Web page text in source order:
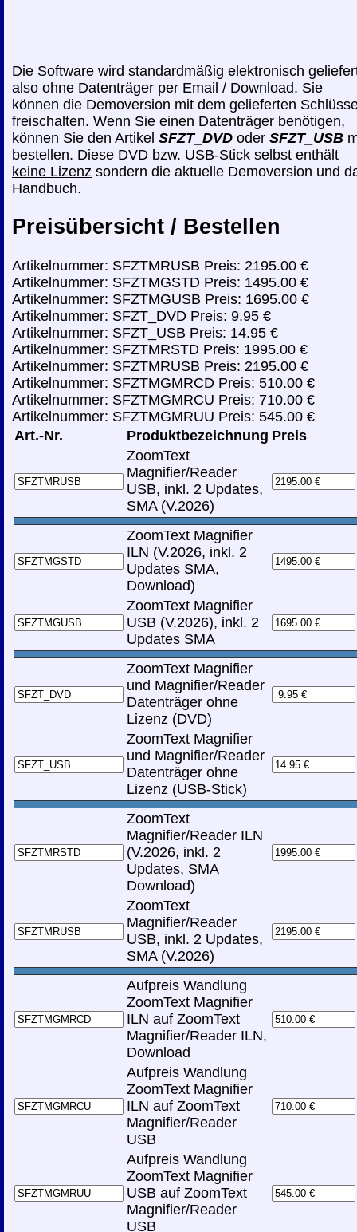
Die Software wird standardmäßig elektronisch
also ohne Datenträger per Email / Download. Sie
können die Demoversion mit dem gelieferten
freischalten. Wenn Sie einen Datenträger benötigen,
können Sie den Artikel SFZT_DVD oder SFZT_USB
bestellen. Diese DVD bzw. USB-Stick selbst enthält
keine Lizenz sondern die aktuelle Demoversion und
Handbuch.
Preisübersicht / Bestellen
Artikelnummer: SFZTMRUSB Preis: 2195.00 €
Artikelnummer: SFZTMGSTD Preis: 1495.00 €
Artikelnummer: SFZTMGUSB Preis: 1695.00 €
Artikelnummer: SFZT_DVD Preis: 9.95 €
Artikelnummer: SFZT_USB Preis: 14.95 €
Artikelnummer: SFZTMRSTD Preis: 1995.00 €
Artikelnummer: SFZTMRUSB Preis: 2195.00 €
Artikelnummer: SFZTMGMRCD Preis: 510.00 €
Artikelnummer: SFZTMGMRCU Preis: 710.00 €
Artikelnummer: SFZTMGMRUU Preis: 545.00 €
Art.-Nr.
Produktbezeichnung Preis
ZoomText
Magnifier/Reader
USB, inkl. 2 Updates,
SMA (V.2026)
ZoomText Magnifier
ILN (V.2026, inkl. 2
Updates SMA,
Download)
ZoomText Magnifier
USB (V.2026), inkl. 2
Updates SMA
ZoomText Magnifier
und Magnifier/Reader
Datenträger ohne
Lizenz (DVD)
ZoomText Magnifier
und Magnifier/Reader
Datenträger ohne
Lizenz (USB-Stick)
ZoomText
Magnifier/Reader ILN
(V.2026, inkl. 2
Updates, SMA
Download)
ZoomText
Magnifier/Reader
USB, inkl. 2 Updates,
SMA (V.2026)
Aufpreis Wandlung
ZoomText Magnifier
ILN auf ZoomText
Magnifier/Reader ILN,
Download
Aufpreis Wandlung
ZoomText Magnifier
ILN auf ZoomText
Magnifier/Reader
USB
Aufpreis Wandlung
ZoomText Magnifier
USB auf ZoomText
Magnifier/Reader
USB